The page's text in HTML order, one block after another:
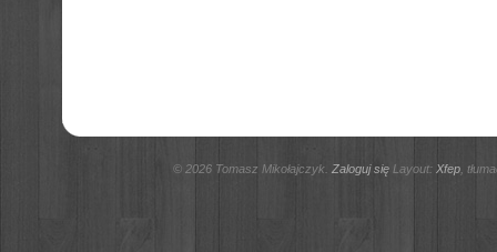
© 2026 Tomasz Mikołajczyk. Zaloguj sięLayout: Xfep,